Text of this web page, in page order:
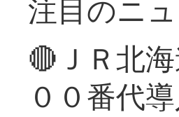
注目のニ
🔴ＪＲ北
００番代